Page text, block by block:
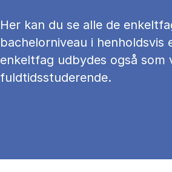
Her kan du se alle de
bachelorniveau i
enkeltfag udbydes også som
fuldtidsstuderende.